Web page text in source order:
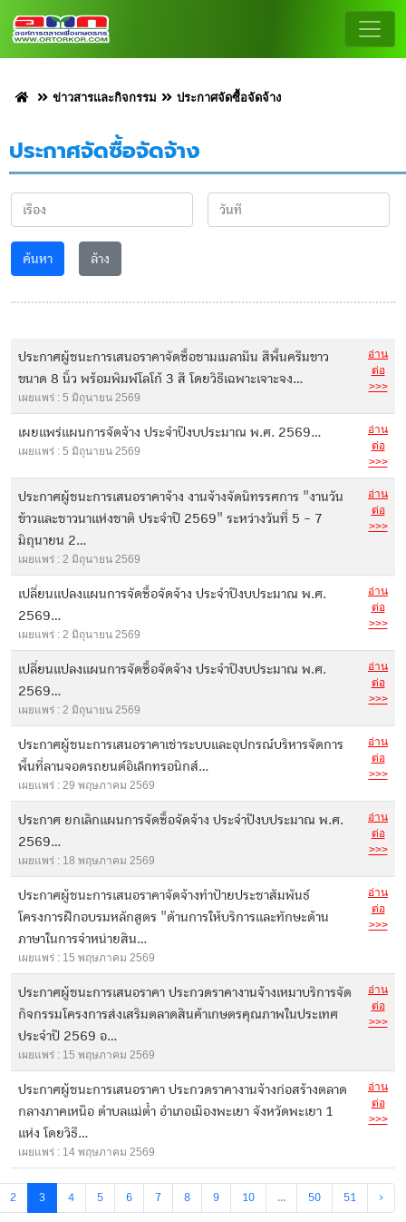
ข่าวสารและกิจกรรม ประกาศจัดซื้อจัดจ้าง
ประกาศจัดซื้อจัดจ้าง
ค้นหา ล้าง
ประกาศผู้ชนะการเสนอราคาจัดซื้อชามเมลามีน สีพื้นครีมขาว
ขนาด 8 นิ้ว พร้อมพิมพ์โลโก้ 3 สี โดยวิธีเฉพาะเจาะจง...
เผยแพร่ : 5 มิถุนายน 2569
อ่าน
ต่อ
>>>
เผยแพร่แผนการจัดจ้าง ประจำปีงบประมาณ พ.ศ. 2569...
เผยแพร่ : 5 มิถุนายน 2569
อ่าน
ต่อ
>>>
ประกาศผู้ชนะการเสนอราคาจ้าง งานจ้างจัดนิทรรศการ "งานวัน
ข้าวและชาวนาแห่งชาติ ประจำปี 2569" ระหว่างวันที่ 5 - 7
มิถุนายน 2...
เผยแพร่ : 2 มิถุนายน 2569
อ่าน
ต่อ
>>>
เปลี่ยนแปลงแผนการจัดซื้อจัดจ้าง ประจำปีงบประมาณ พ.ศ.
2569...
เผยแพร่ : 2 มิถุนายน 2569
อ่าน
ต่อ
>>>
เปลี่ยนแปลงแผนการจัดซื้อจัดจ้าง ประจำปีงบประมาณ พ.ศ.
2569...
เผยแพร่ : 2 มิถุนายน 2569
อ่าน
ต่อ
>>>
ประกาศผู้ชนะการเสนอราคาเช่าระบบและอุปกรณ์บริหารจัดการ
พื้นที่ลานจอดรถยนต์อิเล็กทรอนิกส์...
เผยแพร่ : 29 พฤษภาคม 2569
อ่าน
ต่อ
>>>
ประกาศ ยกเลิกแผนการจัดซื้อจัดจ้าง ประจำปีงบประมาณ พ.ศ.
2569...
เผยแพร่ : 18 พฤษภาคม 2569
อ่าน
ต่อ
>>>
ประกาศผู้ชนะการเสนอราคาจัดจ้างทำป้ายประชาสัมพันธ์
โครงการฝึกอบรมหลักสูตร "ด้านการให้บริการและทักษะด้าน
ภาษาในการจำหน่ายสิน...
เผยแพร่ : 15 พฤษภาคม 2569
อ่าน
ต่อ
>>>
ประกาศผู้ชนะการเสนอราคา ประกวดราคางานจ้างเหมาบริการจัด
กิจกรรมโครงการส่งเสริมตลาดสินค้าเกษตรคุณภาพในประเทศ
ประจำปี 2569 อ...
เผยแพร่ : 15 พฤษภาคม 2569
อ่าน
ต่อ
>>>
ประกาศผู้ชนะการเสนอราคา ประกวดราคางานจ้างก่อสร้างตลาด
กลางภาคเหนือ ตำบลแม่ต๋ำ อำเภอเมืองพะเยา จังหวัดพะเยา 1
แห่ง โดยวิธี...
เผยแพร่ : 14 พฤษภาคม 2569
อ่าน
ต่อ
>>>
2 3 4 5 6 7 8 9 10 ... 50 51 ›